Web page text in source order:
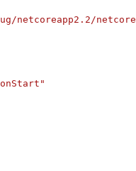
netcoreapp2.2/